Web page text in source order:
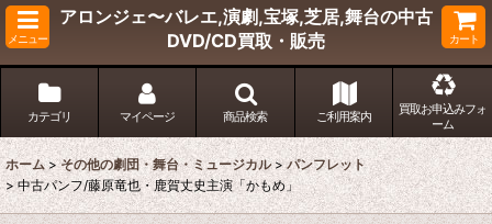
メニュー
アロンジェ〜バレエ,演劇,宝塚,芝居,舞台の中古
DVD/CD買取・販売
カート
カテゴリ マイページ 商品検索 ご利用案内
買取お申込みフォ
ーム
ホーム > その他の劇団・舞台・ミュージカル > パンフレット
> 中古パンフ/藤原竜也・鹿賀丈史主演「かもめ」